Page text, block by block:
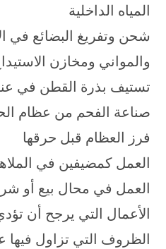
المياه الداخلية
شحن وتفريغ البضائع في
والمواني ومخازن
تستيف بذرة القطن في
صناعة الفحم من عظام
فرز العظام قبل حرقها
العمل كمضيفين في
العمل في محال بيع أو
الأعمال التي يرجح أن
الظروف التي تزاول فيها